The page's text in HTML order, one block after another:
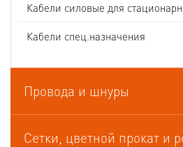
Кабели силовые для
Кабели спец.назначения
Кабели судовые
Кабели термоэлектродные
Провода и шнуры
Сетки, цветной прокат и